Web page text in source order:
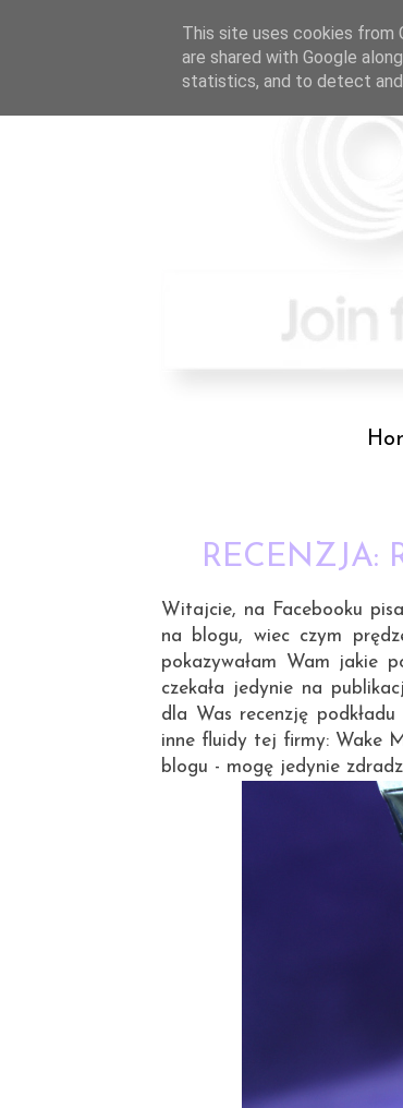
RECENZJA:
Witajcie, na Facebooku
na blogu, wiec czym
pokazywałam Wam jakie
czekała jedynie na
dla Was recenzję
inne fluidy tej firmy: Wake
blogu - mogę jedynie
This site uses cookies from
are shared with Google
statistics, and to detect and